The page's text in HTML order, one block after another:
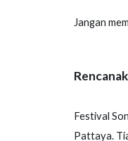
Jangan
Festival
Pattaya.